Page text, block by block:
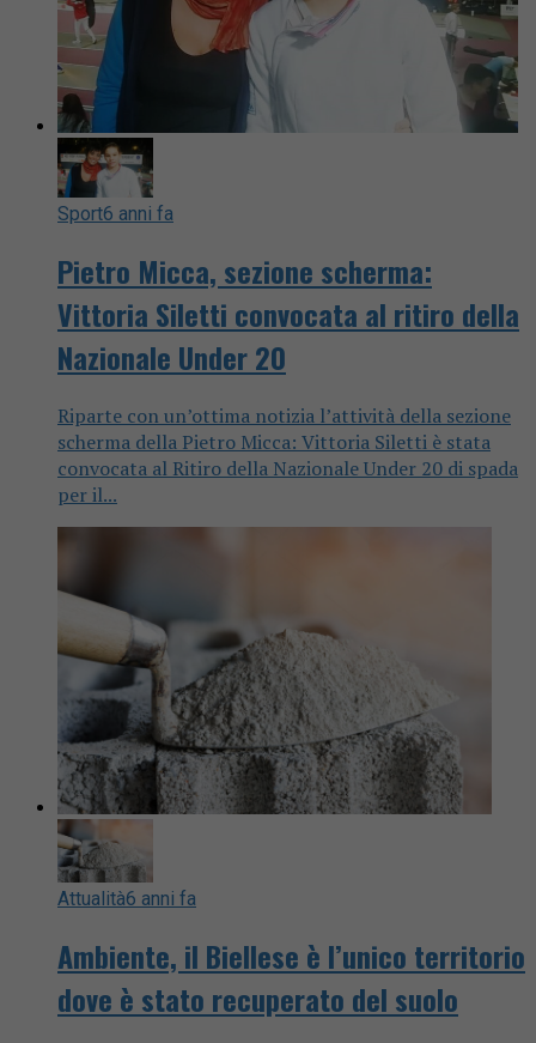
Sport6 anni fa
Pietro Micca, sezione scherma:
Vittoria Siletti convocata al ritiro della
Nazionale Under 20
Riparte con un’ottima notizia l’attività della sezione
scherma della Pietro Micca: Vittoria Siletti è stata
convocata al Ritiro della Nazionale Under 20 di spada
per il...
Attualità6 anni fa
Ambiente, il Biellese è l’unico territorio
dove è stato recuperato del suolo